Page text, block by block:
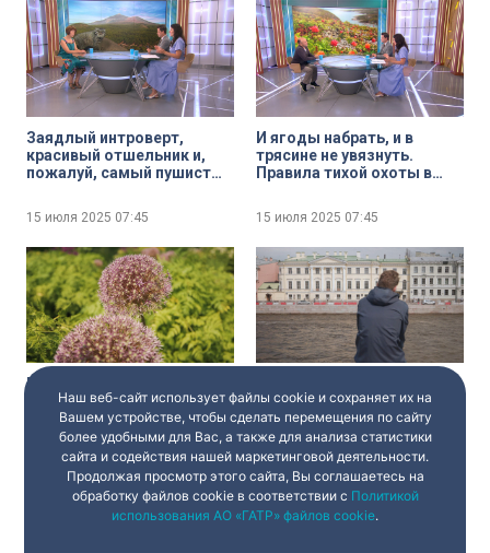
Заядлый интроверт,
красивый отшельник и,
пожалуй, самый пушистый
экспедиции специалистов
на Алтай
15 июля 2025 07:45
И ягоды набрать, и в
трясине не увязнуть.
Правила тихой охоты в
15 июля 2025 07:45
Императорские огороды.
Эстетика и хозяйская
нужна
15 июля 202507:45
спустя. В чём успех
романтической ленты?
15 июля 202507:45
Наш веб-сайт использует файлы cookie и сохраняет их на
Вашем устройстве, чтобы сделать перемещения по сайту
более удобными для Вас, а также для анализа статистики
сайта и содействия нашей маркетинговой деятельности.
Продолжая просмотр этого сайта, Вы соглашаетесь на
обработку файлов cookie в соответствии с Политикой
использования АО «ГАТР» файлов cookie.